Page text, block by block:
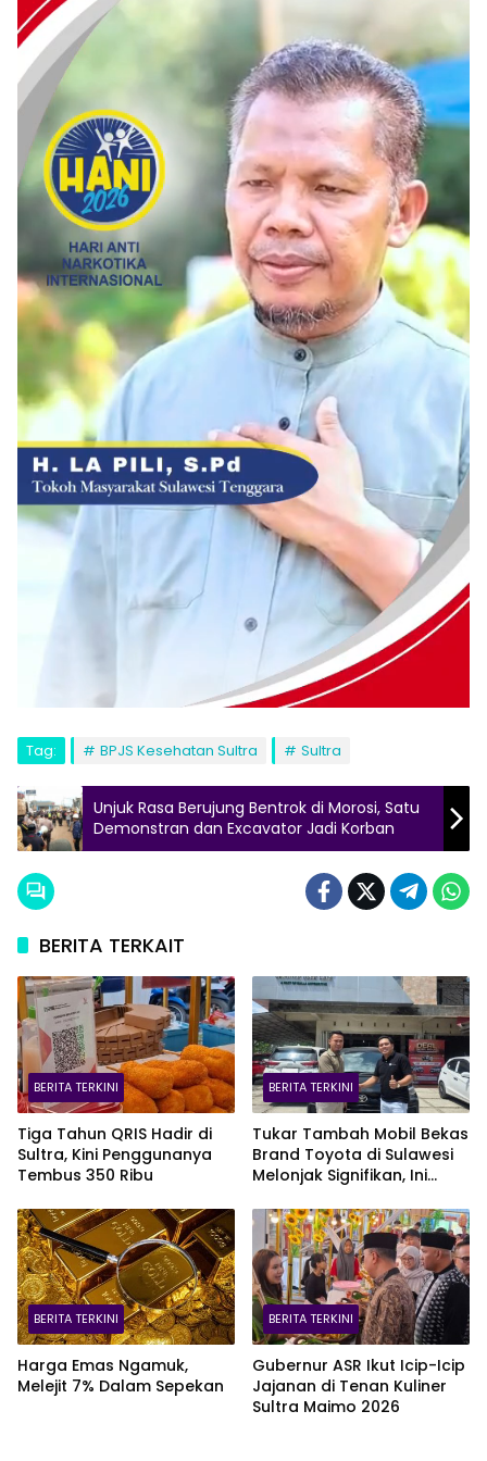
Tag: BPJS Kesehatan Sultra Sultra
Unjuk Rasa Berujung Bentrok di Morosi, Satu
Demonstran dan Excavator Jadi Korban
BERITA TERKAIT
BERITA TERKINI
Tiga Tahun QRIS Hadir di
Sultra, Kini Penggunanya
Tembus 350 Ribu
BERITA TERKINI
Tukar Tambah Mobil Bekas
Brand Toyota di Sulawesi
Melonjak Signifikan, Ini
BERITA TERKINI
Harga Emas Ngamuk,
Melejit 7% Dalam Sepekan
BERITA TERKINI
Gubernur ASR Ikut Icip-Icip
Jajanan di Tenan Kuliner
Sultra Maimo 2026